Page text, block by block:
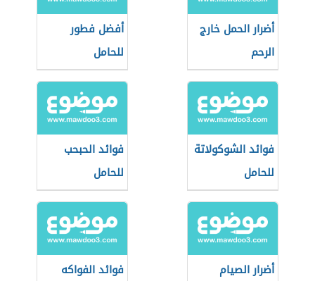
أضرار الحمل خارج
الرحم
أفضل فطور
للحامل
فوائد الشوكولاتة
للحامل
فوائد الحبحب
للحامل
أضرار الصيام
فوائد الفواكه